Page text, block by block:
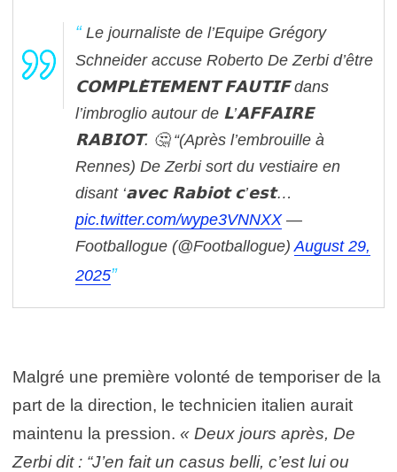
Le journaliste de l’Equipe Grégory
Schneider accuse Roberto De Zerbi d’être
𝗖𝗢𝗠𝗣𝗟𝗘̀𝗧𝗘𝗠𝗘𝗡𝗧 𝗙𝗔𝗨𝗧𝗜𝗙 dans
l’imbroglio autour de 𝗟’𝗔𝗙𝗙𝗔𝗜𝗥𝗘
𝗥𝗔𝗕𝗜𝗢𝗧. 🤔 “(Après l’embrouille à
Rennes) De Zerbi sort du vestiaire en
disant ‘𝗮𝘃𝗲𝗰 𝗥𝗮𝗯𝗶𝗼𝘁 𝗰’𝗲𝘀𝘁…
pic.twitter.com/wype3VNNXX —
Footballogue (@Footballogue) August 29,
2025
Malgré une première volonté de temporiser de la
part de la direction, le technicien italien aurait
maintenu la pression. « Deux jours après, De
Zerbi dit : “J’en fait un casus belli, c’est lui ou